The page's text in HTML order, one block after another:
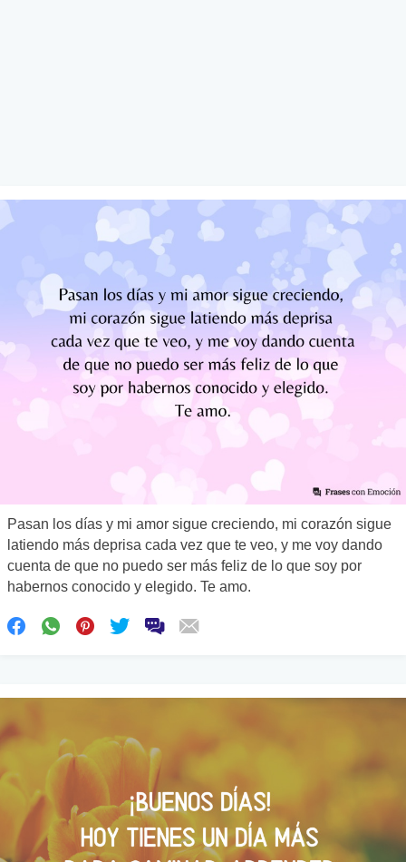
Pasan los días y mi amor sigue creciendo, mi corazón sigue
latiendo más deprisa cada vez que te veo, y me voy dando
cuenta de que no puedo ser más feliz de lo que soy por
habernos conocido y elegido. Te amo.